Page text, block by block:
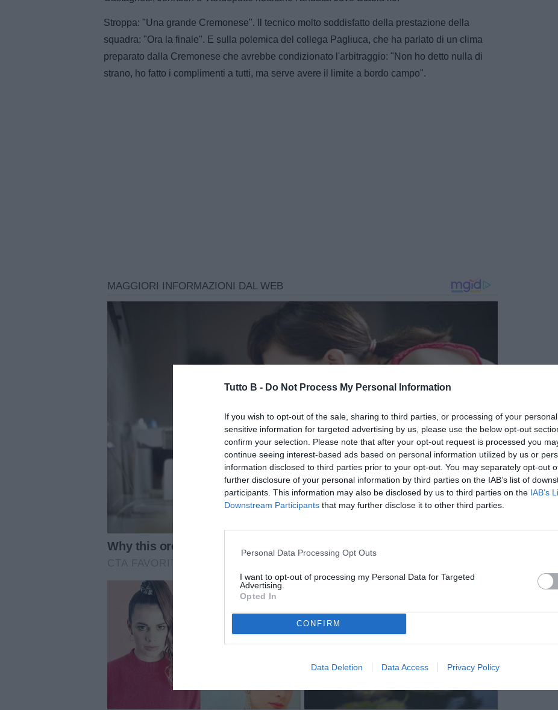
Tutto B - Do Not Process My Personal Information
If you wish to opt-out of the sale, sharing to third parties, or processing of your
sensitive information for targeted advertising by us, please use the below opt-out
confirm your selection. Please note that after your opt-out request is processed you
continue seeing interest-based ads based on personal information utilized by us or
information disclosed to third parties prior to your opt-out. You may separately opt-out
further disclosure of your personal information by third parties on the IAB’s list of
participants. This information may also be disclosed by us to third parties on the IAB’s
Downstream Participants that may further disclose it to other third parties.
Personal Data Processing Opt Outs
I want to opt-out of processing my Personal Data for Targeted
Advertising.
Opted In
CONFIRM
Data Deletion Data Access Privacy Policy
Stroppa: "Una grande Cremonese". Il tecnico molto soddisfatto della prestazione della
squadra: "Ora la finale". E sulla polemica del collega Pagliuca, che ha parlato di un clima
preparato dalla Cremonese che avrebbe condizionato l'arbitraggio: "Non ho detto nulla di
strano, ho fatto i complimenti a tutti, ma serve avere il limite a bordo campo".